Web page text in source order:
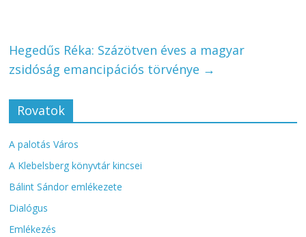
Hegedűs Réka: Százötven éves a magyar
zsidóság emancipációs törvénye →
Rovatok
A palotás Város
A Klebelsberg könyvtár kincsei
Bálint Sándor emlékezete
Dialógus
Emlékezés